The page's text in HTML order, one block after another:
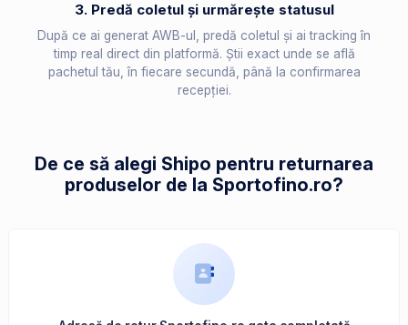
3. Predă coletul și urmărește statusul
După ce ai generat AWB-ul, predă coletul și ai tracking în
timp real direct din platformă. Știi exact unde se află
pachetul tău, în fiecare secundă, până la confirmarea
recepției.
De ce să alegi Shipo pentru returnarea
produselor de la Sportofino.ro?